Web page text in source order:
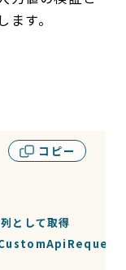
す。
コピー
として取得